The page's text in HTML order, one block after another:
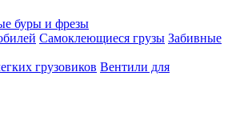
буры и фрезы
Самоклеющиеся грузы Забивные
грузовиков Вентили для